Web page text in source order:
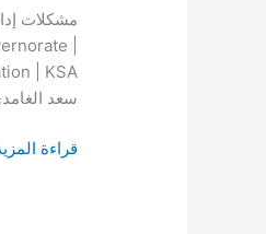
|
سعد
التي
تواجه
معلمات
الطفولة
قراءة